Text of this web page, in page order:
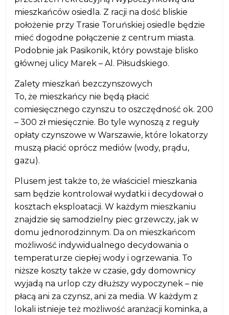
mieszkańców osiedla. Z racji na dość bliskie
położenie przy Trasie Toruńskiej osiedle będzie
mieć dogodne połączenie z centrum miasta.
Podobnie jak Pasikonik, który powstaje blisko
głównej ulicy Marek – Al. Piłsudskiego.
Zalety mieszkań bezczynszowych
To, że mieszkańcy nie będą płacić
comiesięcznego czynszu to oszczędność ok. 200
– 300 zł miesięcznie. Bo tyle wynoszą z reguły
opłaty czynszowe w Warszawie, które lokatorzy
muszą płacić oprócz mediów (wody, prądu,
gazu).
Plusem jest także to, że właściciel mieszkania
sam będzie kontrolował wydatki i decydował o
kosztach eksploatacji. W każdym mieszkaniu
znajdzie się samodzielny piec grzewczy, jak w
domu jednorodzinnym. Da on mieszkańcom
możliwość indywidualnego decydowania o
temperaturze ciepłej wody i ogrzewania. To
niższe koszty także w czasie, gdy domownicy
wyjadą na urlop czy dłuższy wypoczynek – nie
płacą ani za czynsz, ani za media. W każdym z
lokali istnieje też możliwość aranżacji kominka, a